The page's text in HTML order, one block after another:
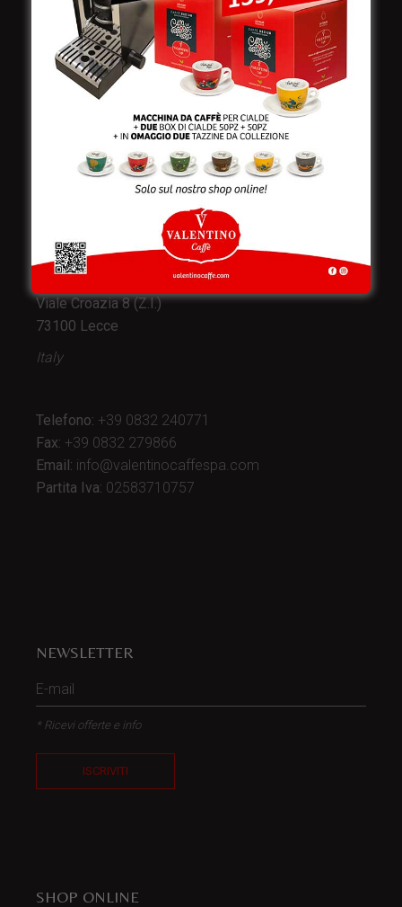
e produzione:
Viale Croazia 8 (Z.I.)
73100 Lecce
Italy
Telefono: +39 0832 240771
Fax: +39 0832 279866
Email: info@valentinocaffespa.com
Partita Iva: 02583710757
NEWSLETTER
* Ricevi offerte e info
ISCRIVITI
SHOP ONLINE